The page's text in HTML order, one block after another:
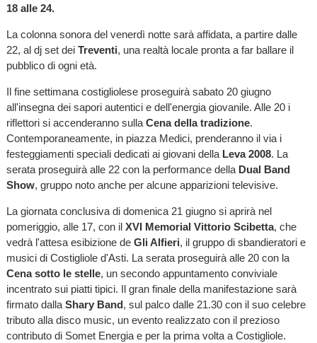
18 alle 24.
La colonna sonora del venerdì notte sarà affidata, a partire dalle
22, al dj set dei Treventi, una realtà locale pronta a far ballare il
pubblico di ogni età.
Il fine settimana costigliolese proseguirà sabato 20 giugno
all'insegna dei sapori autentici e dell'energia giovanile. Alle 20 i
riflettori si accenderanno sulla Cena della tradizione.
Contemporaneamente, in piazza Medici, prenderanno il via i
festeggiamenti speciali dedicati ai giovani della Leva 2008. La
serata proseguirà alle 22 con la performance della Dual Band
Show, gruppo noto anche per alcune apparizioni televisive.
La giornata conclusiva di domenica 21 giugno si aprirà nel
pomeriggio, alle 17, con il XVI Memorial Vittorio Scibetta, che
vedrà l'attesa esibizione de Gli Alfieri, il gruppo di sbandieratori e
musici di Costigliole d'Asti. La serata proseguirà alle 20 con la
Cena sotto le stelle, un secondo appuntamento conviviale
incentrato sui piatti tipici. Il gran finale della manifestazione sarà
firmato dallaShary Band, sul palco dalle 21.30 con il suo celebre
tributo alla disco music, un evento realizzato con il prezioso
contributo di Somet Energia e per la prima volta a Costigliole.